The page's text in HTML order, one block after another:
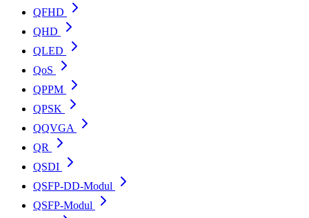
QFHD
QHD
QLED
QoS
QPPM
QPSK
QQVGA
QR
QSDI
QSFP-DD-Modul
QSFP-Modul